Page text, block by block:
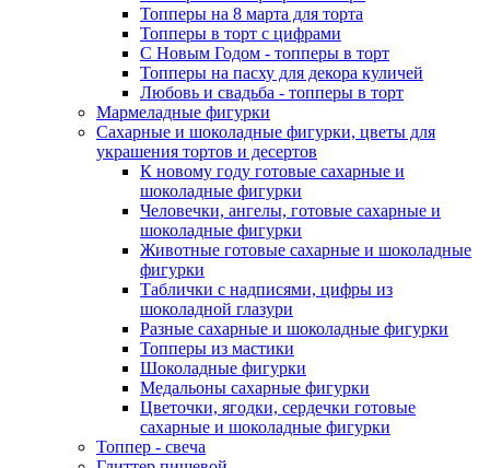
Топперы на 8 марта для торта
Топперы в торт с цифрами
С Новым Годом - топперы в торт
Топперы на пасху для декора куличей
Любовь и свадьба - топперы в торт
Мармеладные фигурки
Сахарные и шоколадные фигурки, цветы для
украшения тортов и десертов
К новому году готовые сахарные и
шоколадные фигурки
Человечки, ангелы, готовые сахарные и
шоколадные фигурки
Животные готовые сахарные и шоколадные
фигурки
Таблички с надписями, цифры из
шоколадной глазури
Разные сахарные и шоколадные фигурки
Топперы из мастики
Шоколадные фигурки
Медальоны сахарные фигурки
Цветочки, ягодки, сердечки готовые
сахарные и шоколадные фигурки
Топпер - свеча